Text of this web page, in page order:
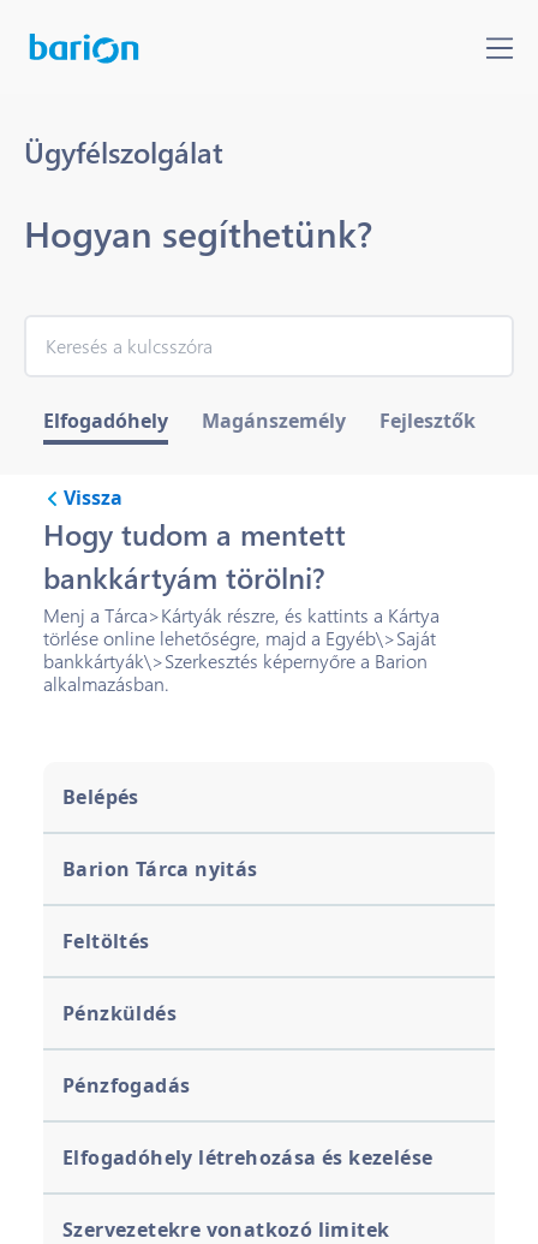
Ügyfélszolgálat
Hogyan segíthetünk?
Elfogadóhely Magánszemély Fejlesztők
Belépés
Barion Tárca nyitás
Feltöltés
Pénzküldés
Pénzfogadás
Elfogadóhely létrehozása és kezelése
Szervezetekre vonatkozó limitek
Vissza
Hogy tudom a mentett
bankkártyám törölni?
Menj a Tárca>Kártyák részre, és kattints a Kártya
törlése online lehetőségre, majd a Egyéb\>Saját
bankkártyák\>Szerkesztés képernyőre a Barion
alkalmazásban.